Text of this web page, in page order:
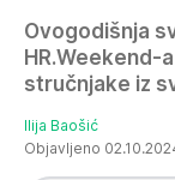
Ovogodišnja
HR.Weekend-
stručnjake iz
Ilija Baošić
Objavljeno